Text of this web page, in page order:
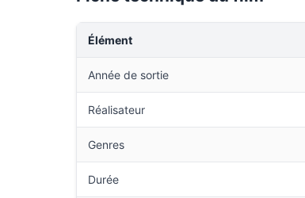
Élément
Année de sortie
Réalisateur
Genres
Durée